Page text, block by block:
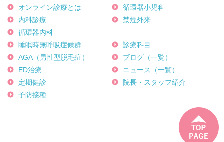
オンライン診療とは
内科診療
循環器内科
循環器小児科
禁煙外来
睡眠時無呼吸症候群
AGA（男性型脱毛症）
ED治療
定期健診
予防接種
診療科目
ブログ（一覧）
ニュース（一覧）
院長・スタッフ紹介